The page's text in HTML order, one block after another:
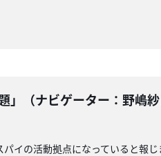
」（ナビゲーター：野嶋
イの活動拠点になっていると報